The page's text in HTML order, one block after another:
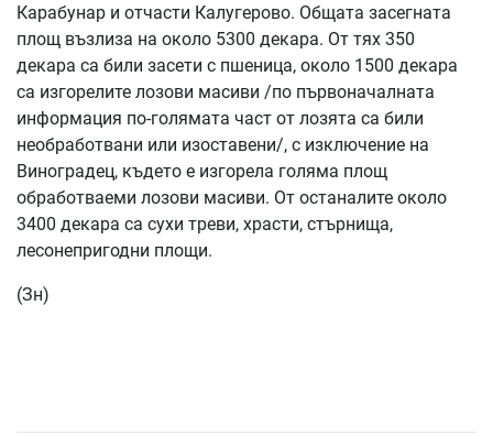
Карабунар и отчасти Калугерово. Общата засегната
площ възлиза на около 5300 декара. От тях 350
декара са били засети с пшеница, около 1500 декара
са изгорелите лозови масиви /по първоначалната
информация по-голямата част от лозята са били
необработвани или изоставени/, с изключение на
Виноградец, където е изгорела голяма площ
обработваеми лозови масиви. От останалите около
3400 декара са сухи треви, храсти, стърнища,
лесонепригодни площи.
(Зн)